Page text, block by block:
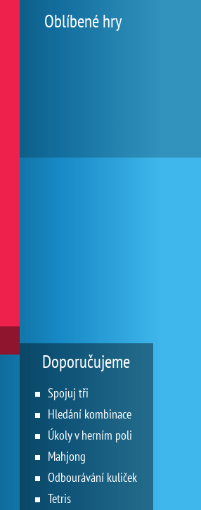
Oblíbené hry
Doporučujeme
Spojuj tři
Hledání kombinace
Úkoly v herním poli
Mahjong
Odbourávání kuliček
Tetris